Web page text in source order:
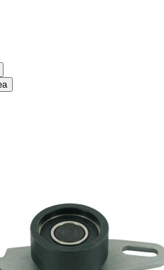
trapezoidal
mm